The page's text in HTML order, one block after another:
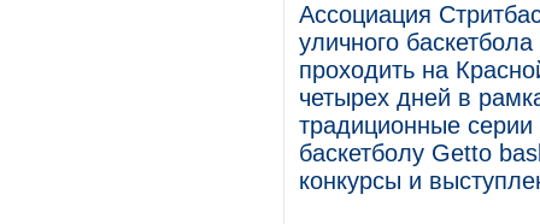
Ассоциация
уличного
проходить на
четырех дней в
традиционные
баскетболу Getto
конкурсы и